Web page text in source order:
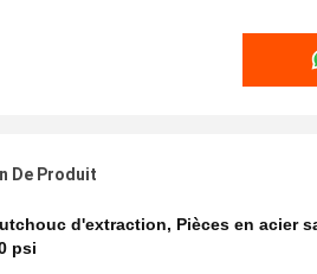
De Produit
d'extraction, Pièces en acier
psi